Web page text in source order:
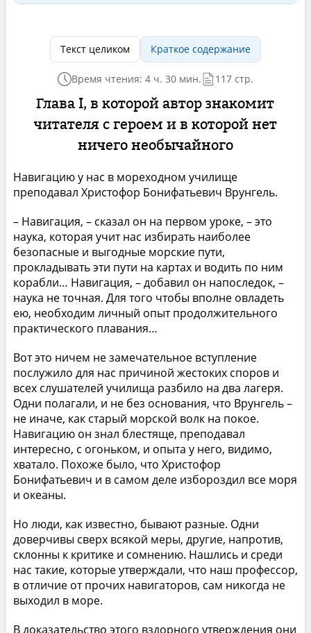
Текст целиком Краткое содержание
Время чтения: 4 ч. 30 мин. 117 стр.
Глава I, в которой автор знакомит
читателя с героем и в которой нет
ничего необычайного
Навигацию у нас в мореходном училище
преподавал Христофор Бонифатьевич Врунгель.
– Навигация, – сказал он на первом уроке, – это
наука, которая учит нас избирать наиболее
безопасные и выгодные морские пути,
прокладывать эти пути на картах и водить по ним
корабли… Навигация, – добавил он напоследок, –
наука не точная. Для того чтобы вполне овладеть
ею, необходим личный опыт продолжительного
практического плавания…
Вот это ничем не замечательное вступление
послужило для нас причиной жестоких споров и
всех слушателей училища разбило на два лагеря.
Одни полагали, и не без основания, что Врунгель –
не иначе, как старый морской волк на покое.
Навигацию он знал блестяще, преподавал
интересно, с огоньком, и опыта у него, видимо,
хватало. Похоже было, что Христофор
Бонифатьевич и в самом деле избороздил все моря
и океаны.
Но люди, как известно, бывают разные. Одни
доверчивы сверх всякой меры, другие, напротив,
склонны к критике и сомнению. Нашлись и среди
нас такие, которые утверждали, что наш профессор,
в отличие от прочих навигаторов, сам никогда не
выходил в море.
В доказательство этого вздорного утверждения они